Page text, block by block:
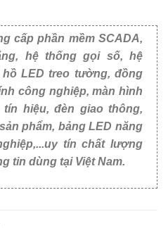
cấp phần mềm SCADA,
hệ thống gọi số, hệ
LED treo tường, đồng
công nghiệp, màn hình
tín hiệu, đèn giao thông,
phẩm, bảng LED năng
tín chất lượng
tin dùng tại Việt Nam.